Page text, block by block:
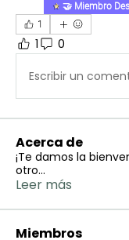
🤝 Miembro
1
1 0
Escribir un
Acerca de
¡Te damos la
otro...
Leer más
Miembros